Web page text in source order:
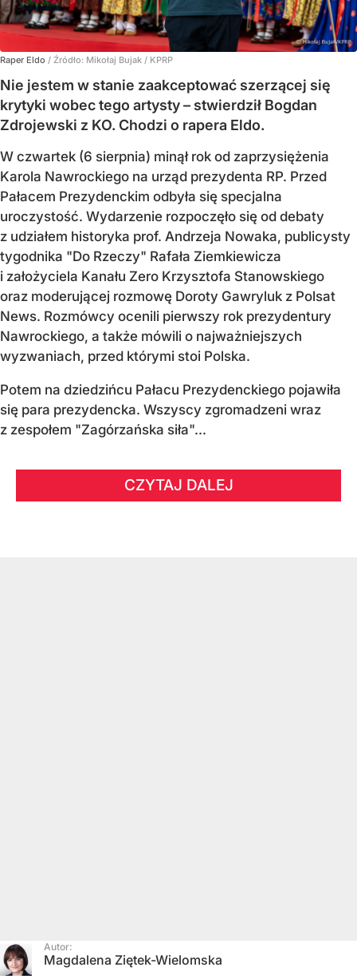
Raper Eldo / Źródło: Mikołaj Bujak / KPRP
Nie jestem w stanie zaakceptować szerzącej się
krytyki wobec tego artysty – stwierdził Bogdan
Zdrojewski z KO. Chodzi o rapera Eldo.
W czwartek (6 sierpnia) minął rok od zaprzysiężenia
Karola Nawrockiego na urząd prezydenta RP. Przed
Pałacem Prezydenckim odbyła się specjalna
uroczystość. Wydarzenie rozpoczęło się od debaty
z udziałem historyka prof. Andrzeja Nowaka, publicysty
tygodnika "Do Rzeczy" Rafała Ziemkiewicza
i założyciela Kanału Zero Krzysztofa Stanowskiego
oraz moderującej rozmowę Doroty Gawryluk z Polsat
News. Rozmówcy ocenili pierwszy rok prezydentury
Nawrockiego, a także mówili o najważniejszych
wyzwaniach, przed którymi stoi Polska.
Potem na dziedzińcu Pałacu Prezydenckiego pojawiła
się para prezydencka. Wszyscy zgromadzeni wraz
z zespołem "Zagórzańska siła"...
CZYTAJ DALEJ
Autor:
Magdalena Ziętek-Wielomska